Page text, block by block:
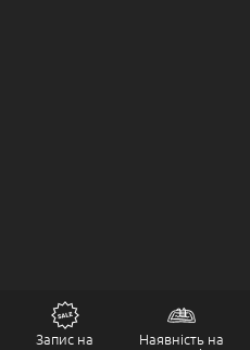
Запис на Наявність на